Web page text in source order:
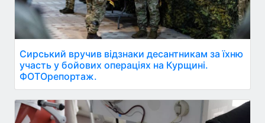
Сирський вручив відзнаки десантникам за їхню
участь у бойових операціях на Курщині.
ФОТОрепортаж.